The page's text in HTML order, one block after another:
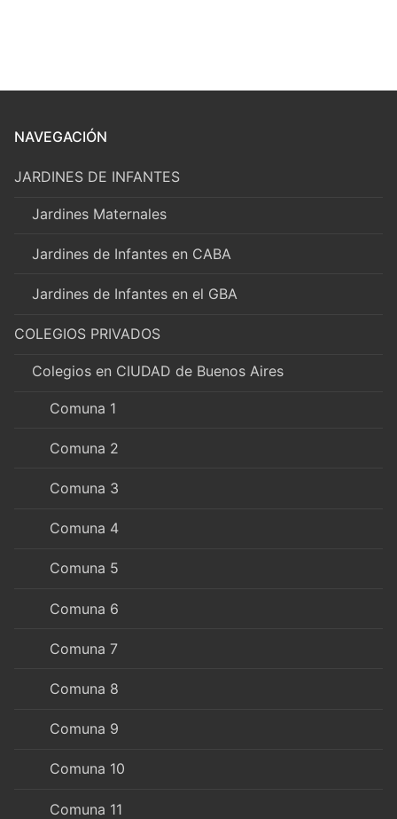
NAVEGACIÓN
JARDINES DE INFANTES
Jardines Maternales
Jardines de Infantes en CABA
Jardines de Infantes en el GBA
COLEGIOS PRIVADOS
Colegios en CIUDAD de Buenos Aires
Comuna 1
Comuna 2
Comuna 3
Comuna 4
Comuna 5
Comuna 6
Comuna 7
Comuna 8
Comuna 9
Comuna 10
Comuna 11